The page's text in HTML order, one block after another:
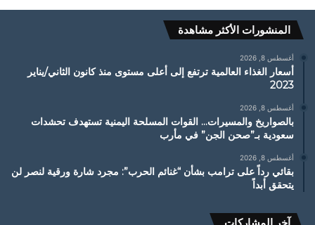
المنشورات الأكثر مشاهدة
أغسطس 8, 2026
أسعار الغذاء العالمية ترتفع إلى أعلى مستوى منذ كانون الثاني/يناير
2023
أغسطس 8, 2026
بالصواريخ والمسيرات… القوات المسلحة اليمنية تستهدف تحشدات
سعودية بـ”صحن الجن” في مأرب
أغسطس 8, 2026
بقائي رداً على ترامب بشأن “غنائم الحرب”: مجرد شارة ورقية لنصر لن
يتحقق أبداً
آخر المشاركات